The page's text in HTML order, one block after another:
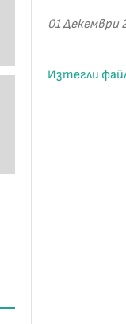
01 Декември
Изтегли